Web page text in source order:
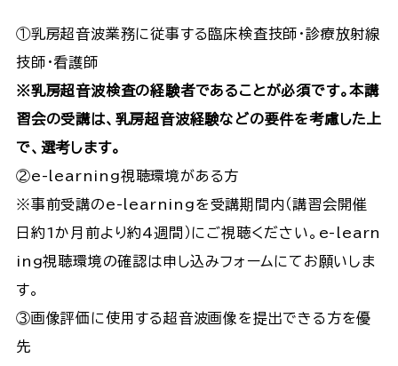
①乳房超音波業務に従事する臨床検査技師・診療放射線
技師・看護師
※乳房超音波検査の経験者であることが必須です。本講
習会の受講は、乳房超音波経験などの要件を考慮した上
で、選考します。
②e-learning視聴環境がある方
※事前受講のe-learningを受講期間内（講習会開催
日約1か月前より約4週間）にご視聴ください。e-learn
ing視聴環境の確認は申し込みフォームにてお願いしま
す。
③画像評価に使用する超音波画像を提出できる方を優
先